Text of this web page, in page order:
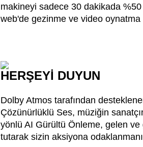
makineyi sadece 30 dakikada
web'de gezinme ve video oynatma
HERŞEYİ DUYUN
Dolby Atmos tarafından
Çözünürlüklü Ses, müziğin
yönlü AI Gürültü Önleme, gelen
tutarak sizin aksiyona